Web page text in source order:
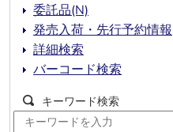
委託品(N)
発売入荷・先行予約情報
詳細検索
バーコード検索
キーワード検索